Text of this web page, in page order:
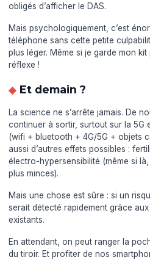
obligés d’afficher le DAS.
Mais psychologiquement, c’est
téléphone sans cette petite
plus léger. Même si je garde mon
réflexe !
Et demain ?
La science ne s’arrête jamais. De
continuer à sortir, surtout sur la 5G
(wifi + bluetooth + 4G/5G + objets
aussi d’autres effets possibles :
électro-hypersensibilité (même si
plus minces).
Mais une chose est sûre : si un
serait détecté rapidement grâce
existants.
En attendant, on peut ranger la
du tiroir. Et profiter de nos